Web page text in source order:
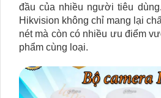
đầu của nhiều người tiêu
Hikvision không chỉ mang lại
nét mà còn có nhiều ưu điểm
phẩm cùng loại.